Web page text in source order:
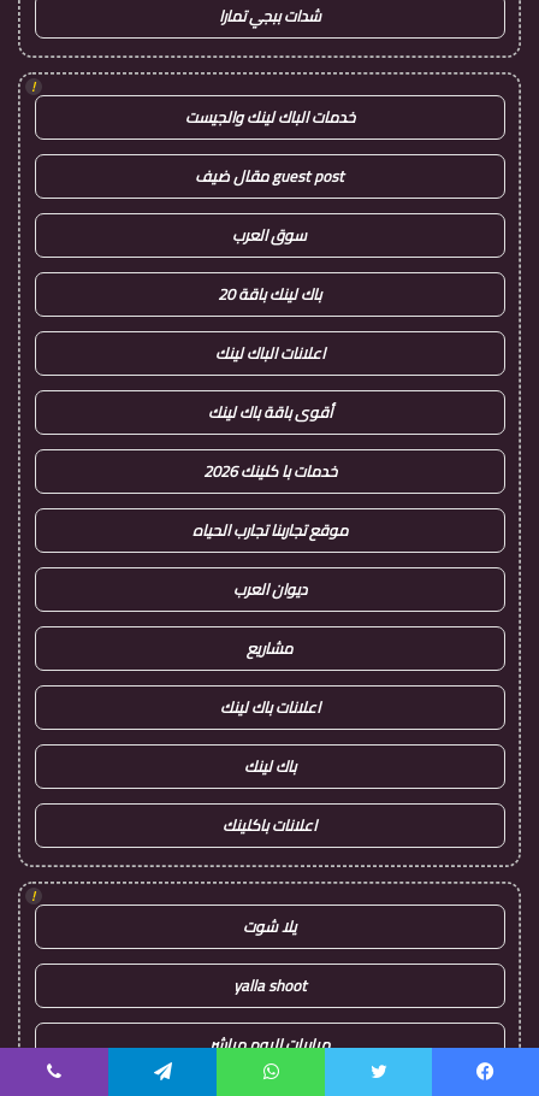
شدات ببجي تمارا
!
خدمات الباك لينك والجيست
guest post مقال ضيف
سوق العرب
باك لينك باقة 20
اعلانات الباك لينك
أقوى باقة باك لينك
خدمات با كلينك 2026
موقع تجاربنا تجارب الحياه
ديوان العرب
مشاريع
اعلانات باك لينك
باك لينك
اعلانات باكلينك
!
يلا شوت
yalla shoot
مباريات اليوم مباشر